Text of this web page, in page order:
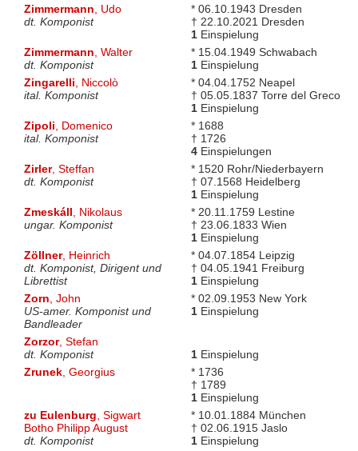
Zimmermann, Udo
dt. Komponist
* 06.10.1943 Dresden
† 22.10.2021 Dresden
1Einspielung
Zimmermann, Walter
dt. Komponist
* 15.04.1949 Schwabach
1Einspielung
Zingarelli, Niccolò
ital. Komponist
* 04.04.1752 Neapel
† 05.05.1837 Torre del Greco
1Einspielung
Zipoli, Domenico
ital. Komponist
* 1688
† 1726
4Einspielungen
Zirler, Steffan
dt. Komponist
* 1520 Rohr/Niederbayern
† 07.1568 Heidelberg
1Einspielung
Zmeskáll, Nikolaus
ungar. Komponist
* 20.11.1759 Lestine
† 23.06.1833 Wien
1Einspielung
Zöllner, Heinrich
dt. Komponist, Dirigent und
Librettist
* 04.07.1854 Leipzig
† 04.05.1941 Freiburg
1Einspielung
Zorn, John
US-amer. Komponist und
Bandleader
* 02.09.1953 New York
1Einspielung
Zorzor, Stefan
dt. Komponist
1Einspielung
Zrunek, Georgius
* 1736
† 1789
1Einspielung
zu Eulenburg, Sigwart
Botho Philipp August
dt. Komponist
* 10.01.1884 München
† 02.06.1915 Jaslo
1Einspielung